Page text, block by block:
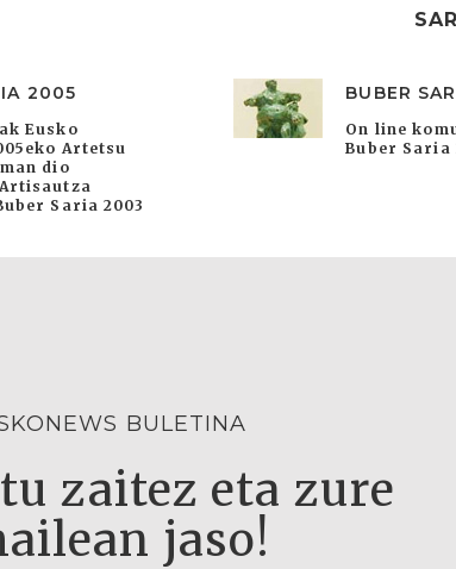
2005
Eusko
Artetsu
dio
Saria 2003
BUBER
On line
Buber Saria
BULETINA
zaitez eta zure
jaso!